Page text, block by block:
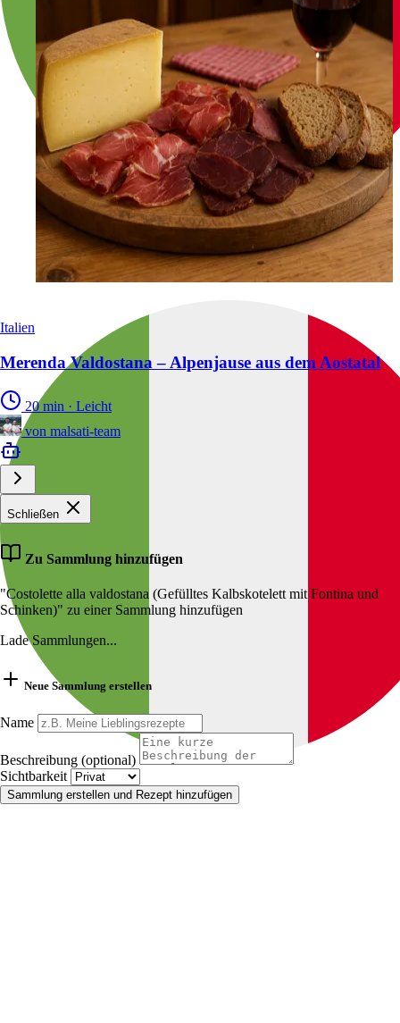
Italien
Merenda Valdostana – Alpenjause aus dem Aostatal
20 min · Leicht
von malsati-team
Schließen
Zu Sammlung hinzufügen
"Costolette alla valdostana (Gefülltes Kalbskotelett mit Fontina und
Schinken)" zu einer Sammlung hinzufügen
Lade Sammlungen...
Neue Sammlung erstellen
Name
Beschreibung (optional)
Sichtbarkeit
Sammlung erstellen und Rezept hinzufügen